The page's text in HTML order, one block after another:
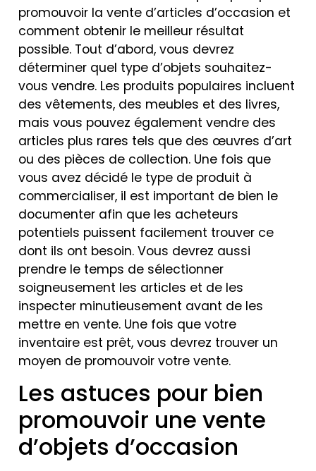
promouvoir la vente d’articles d’occasion et
comment obtenir le meilleur résultat
possible. Tout d’abord, vous devrez
déterminer quel type d’objets souhaitez-
vous vendre. Les produits populaires incluent
des vêtements, des meubles et des livres,
mais vous pouvez également vendre des
articles plus rares tels que des œuvres d’art
ou des pièces de collection. Une fois que
vous avez décidé le type de produit à
commercialiser, il est important de bien le
documenter afin que les acheteurs
potentiels puissent facilement trouver ce
dont ils ont besoin. Vous devrez aussi
prendre le temps de sélectionner
soigneusement les articles et de les
inspecter minutieusement avant de les
mettre en vente. Une fois que votre
inventaire est prêt, vous devrez trouver un
moyen de promouvoir votre vente.
Les astuces pour bien
promouvoir une vente
d’objets d’occasion